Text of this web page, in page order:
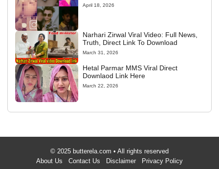
April 18, 2026
Narhari Zirwal Viral Video: Full News,
Truth, Direct Link To Download
March 31, 2026
Hetal Parmar MMS Viral Direct
Downlaod Link Here
March 22, 2026
© 2025 butterela.com • All rights reserved
About Us
Contact Us Disclaimer Privacy Policy